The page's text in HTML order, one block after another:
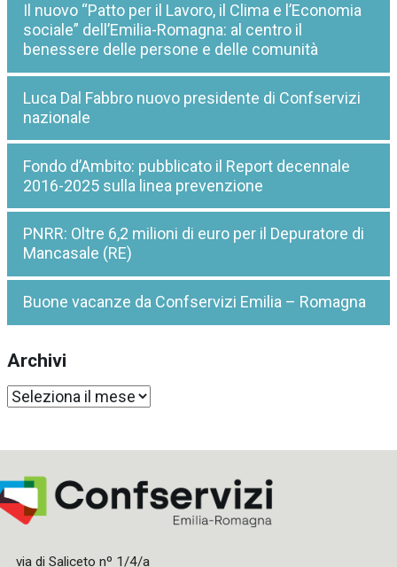
Il nuovo “Patto per il Lavoro, il Clima e l’Economia
sociale” dell’Emilia-Romagna: al centro il
benessere delle persone e delle comunità
Luca Dal Fabbro nuovo presidente di Confservizi
nazionale
Fondo d’Ambito: pubblicato il Report decennale
2016-2025 sulla linea prevenzione
PNRR: Oltre 6,2 milioni di euro per il Depuratore di
Mancasale (RE)
Buone vacanze da Confservizi Emilia – Romagna
Archivi
Archivi
via di Saliceto nº 1/4/a